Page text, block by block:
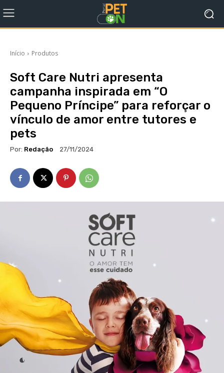
Início Produtos
Soft Care Nutri apresenta
campanha inspirada em “O
Pequeno Príncipe” para reforçar o
vínculo de amor entre tutores e
pets
Por: Redação 27/11/2024